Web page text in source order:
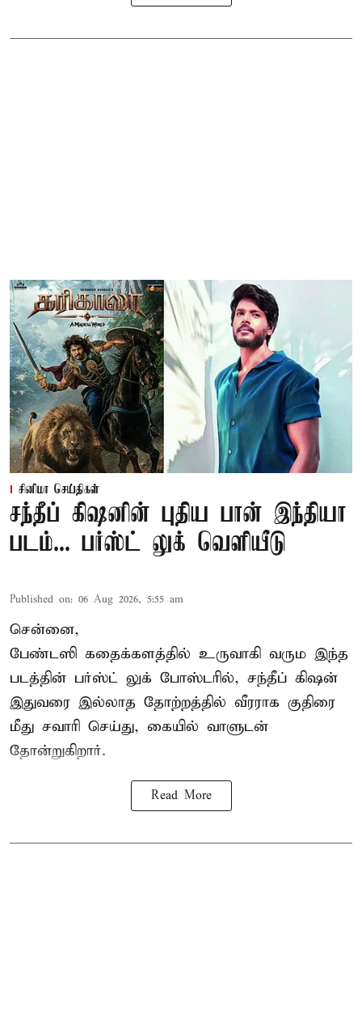
சினிமா செய்திகள்
சந்தீப் கிஷனின் புதிய பான் இந்தியா
படம்... பர்ஸ்ட் லுக் வெளியீடு
Published on: 06 Aug 2026, 5:55 am
சென்னை,
பேண்டஸி கதைக்களத்தில் உருவாகி வரும இந்த
படத்தின் பர்ஸ்ட் லுக் போஸ்டரில், சந்தீப் கிஷன்
இதுவரை இல்லாத தோற்றத்தில் வீரராக குதிரை
மீது சவாரி செய்து, கையில் வாளுடன்
தோன்றுகிறார்.
Read More